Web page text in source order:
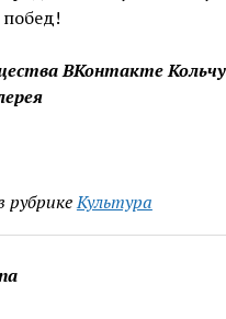
ВКонтакте
рубрикеКультура